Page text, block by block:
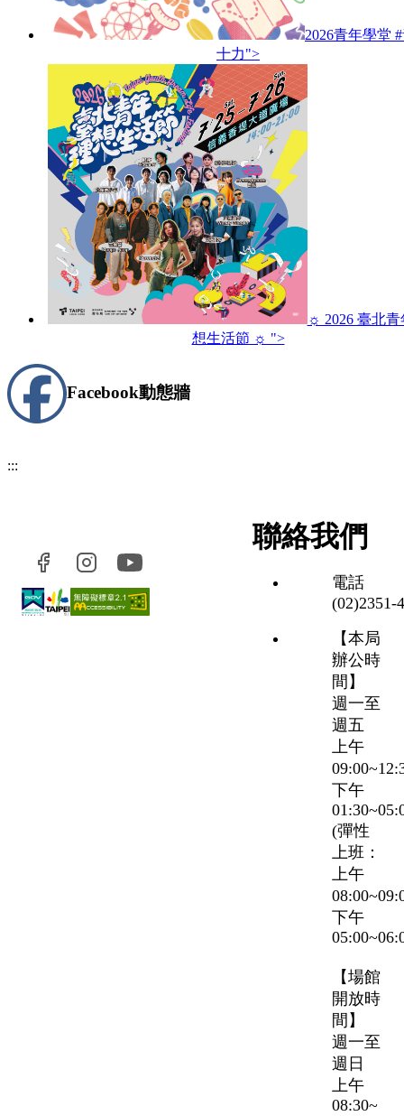
2026青年學堂
十力">
☼ 2026 臺北青
想生活節 ☼ ">
Facebook動態牆
:::
聯絡我們
電話
【本局
辦公時
間】
週一至
週五
上午
下午
(彈性
上班：
上午
下午
【場館
開放時
間】
週一至
週日
上午
08:30~